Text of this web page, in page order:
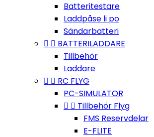
Batteritestare
Laddpåse li po
Sändarbatteri
  BATTERILADDARE
Tillbehör
Laddare
  RC FLYG
PC-SIMULATOR
  Tillbehör Flyg
FMS Reservdelar
E-FLITE